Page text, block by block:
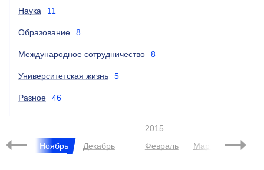
Наука 11
Образование 8
Международное сотрудничество 8
Университетская жизнь 5
Разное 46
Ноябрь Декабрь
2015
Февраль
Март Июнь